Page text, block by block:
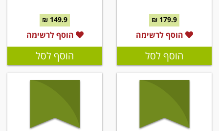
179.9 ₪
הוסף לרשימה
הוסף לסל
149.9 ₪
הוסף לרשימה
הוסף לסל